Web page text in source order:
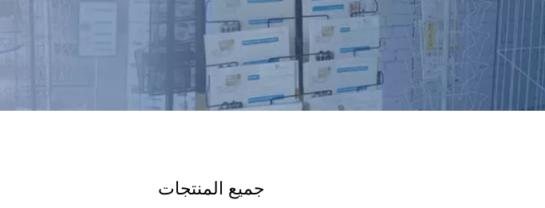
جميع المنتجات